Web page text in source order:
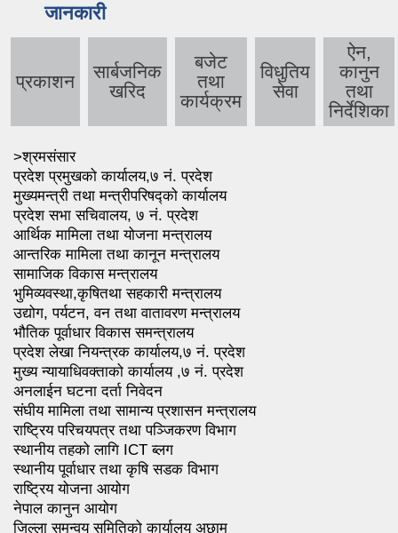
जानकारी
प्रकाशन
सार्बजनिक
खरिद
बजेट
तथा
कार्यक्रम
विधुतिय
सेवा
ऐन,
कानुन
तथा
निर्देशिका
>श्रमसंसार
प्रदेश प्रमुखको कार्यालय,७ नं. प्रदेश
मुख्यमन्त्री तथा मन्त्रीपरिषद्को कार्यालय
प्रदेश सभा सचिवालय, ७ नं. प्रदेश
आर्थिक मामिला तथा योजना मन्त्रालय
आन्तरिक मामिला तथा कानून मन्त्रालय
सामाजिक विकास मन्त्रालय
भुमिव्यवस्था,कृषितथा सहकारी मन्त्रालय
उद्योग, पर्यटन, वन तथा वातावरण मन्त्रालय
भौतिक पूर्वाधार विकास समन्त्रालय
प्रदेश लेखा नियन्त्रक कार्यालय,७ नं. प्रदेश
मुख्य न्यायाधिवक्ताको कार्यालय ,७ नं. प्रदेश
अनलाईन घटना दर्ता निवेदन
संघीय मामिला तथा सामान्य प्रशासन मन्त्रालय
राष्ट्रिय परिचयपत्र तथा पञ्जिकरण विभाग
स्थानीय तहको लागि ICT ब्लग
स्थानीय पूर्वाधार तथा कृषि सडक विभाग
राष्ट्रिय योजना आयोग
नेपाल कानुन आयोग
जिल्ला समन्वय समितिको कार्यालय अछाम